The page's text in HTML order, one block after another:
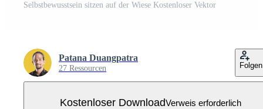
Selbstbewusstsein sitzen auf der Wiese Kostenloser Vektor
Patana Duangpatra
27 Ressourcen Folgen
Kostenloser DownloadVerweis erforderlich